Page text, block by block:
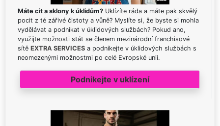
Máte cit a sklony k úklidům? Uklízíte ráda a máte pak skvělý
pocit z té zářivé čistoty a vůně? Myslíte si, že byste si mohla
vydělávat a podnikat v úklidových službách? Pokud ano,
využijte možnosti stát se členem mezinárodní franchisové
sítě EXTRA SERVICES a podnikejte v úklidových službách s
neomezenými možnostmi po celé Evropské unii.
Podnikejte v uklízení